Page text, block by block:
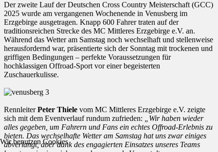
Der zweite Lauf der Deutschen Cross Country Meisterschaft (GCC)
2025 wurde am vergangenen Wochenende in Venusberg im
Erzgebirge ausgetragen. Knapp 600 Fahrer traten auf der
traditionsreichen Strecke des MC Mittleres Erzgebirge e.V. an.
Während das Wetter am Samstag noch wechselhaft und stellenweise
herausfordernd war, präsentierte sich der Sonntag mit trockenen und
griffigen Bedingungen – perfekte Voraussetzungen für
hochklassigen Offroad-Sport vor einer begeisterten
Zuschauerkulisse.
RennleiterPeter Thiele vom MC Mittleres Erzgebirge e.V. zeigte
sich mit dem Eventverlauf rundum zufrieden:
„Wir haben wieder
alles gegeben, um Fahrern und Fans ein echtes Offroad-Erlebnis zu
bieten. Das wechselhafte Wetter am Samstag hat uns zwar einiges
abverlangt, aber dank des engagierten Einsatzes unseres Teams
Wir benutzen Cookies